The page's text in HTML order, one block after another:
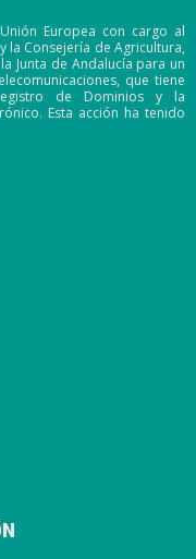
Europea con cargo al
la Consejería de Agricultura,
Junta de Andalucía para un
que tiene
de Dominios y la
Esta acción ha tenido